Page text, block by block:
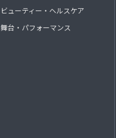
ビューティー・ヘルスケア
舞台・パフォーマンス